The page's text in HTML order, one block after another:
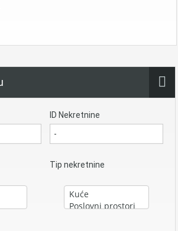
ID Nekretnine
Tip nekretnine